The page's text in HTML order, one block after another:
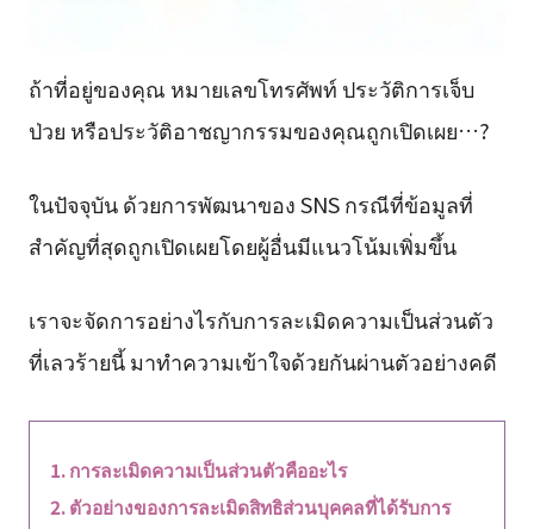
ถ้าที่อยู่ของคุณ หมายเลขโทรศัพท์ ประวัติการเจ็บ
ป่วย หรือประวัติอาชญากรรมของคุณถูกเปิดเผย…?
ในปัจจุบัน ด้วยการพัฒนาของ SNS กรณีที่ข้อมูลที่
สำคัญที่สุดถูกเปิดเผยโดยผู้อื่นมีแนวโน้มเพิ่มขึ้น
เราจะจัดการอย่างไรกับการละเมิดความเป็นส่วนตัว
ที่เลวร้ายนี้ มาทำความเข้าใจด้วยกันผ่านตัวอย่างคดี
การละเมิดความเป็นส่วนตัวคืออะไร
ตัวอย่างของการละเมิดสิทธิส่วนบุคคลที่ได้รับการ